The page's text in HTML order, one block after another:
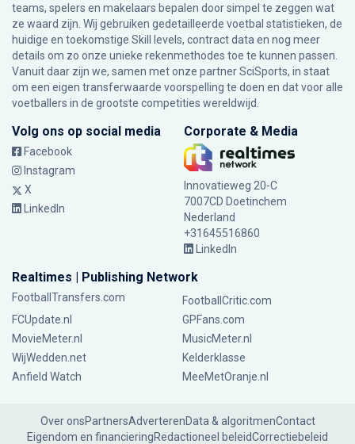
teams, spelers en makelaars bepalen door simpel te zeggen wat
ze waard zijn. Wij gebruiken gedetailleerde voetbal statistieken, de
huidige en toekomstige Skill levels, contract data en nog meer
details om zo onze unieke rekenmethodes toe te kunnen passen.
Vanuit daar zijn we, samen met onze partner SciSports, in staat
om een eigen transferwaarde voorspelling te doen en dat voor alle
voetballers in de grootste competities wereldwijd.
Volg ons op social media
Facebook
Instagram
X
LinkedIn
Corporate & Media
Innovatieweg 20-C
7007CD Doetinchem
Nederland
+31645516860
LinkedIn
Realtimes | Publishing Network
FootballTransfers.com
FootballCritic.com
FCUpdate.nl
GPFans.com
MovieMeter.nl
MusicMeter.nl
WijWedden.net
Kelderklasse
Anfield Watch
MeeMetOranje.nl
Over onsPartnersAdverterenData & algoritmenContact
Eigendom en financieringRedactioneel beleidCorrectiebeleid